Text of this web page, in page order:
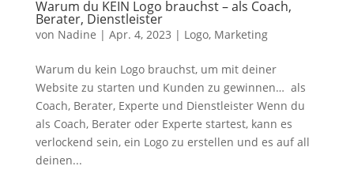
Warum du KEIN Logo brauchst – als Coach,
Berater, Dienstleister
von Nadine | Apr. 4, 2023 | Logo, Marketing
Warum du kein Logo brauchst, um mit deiner
Website zu starten und Kunden zu gewinnen… als
Coach, Berater, Experte und Dienstleister Wenn du
als Coach, Berater oder Experte startest, kann es
verlockend sein, ein Logo zu erstellen und es auf all
deinen...